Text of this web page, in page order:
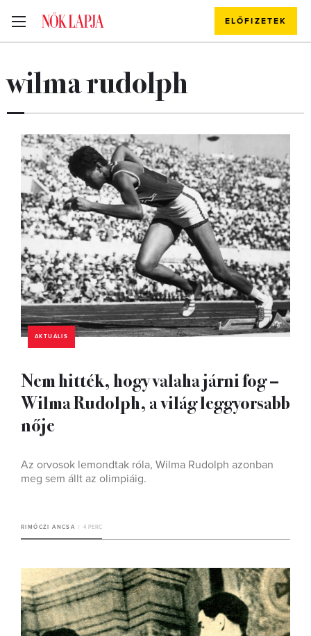
ELŐFIZETEK
wilma rudolph
AKTUÁLIS
Nem hitték, hogy valaha járni fog –
Wilma Rudolph, a világ leggyorsabb
nője
Az orvosok lemondtak róla, Wilma Rudolph azonban
meg sem állt az olimpiáig.
RIMÓCZI ANCSA 4 PERC